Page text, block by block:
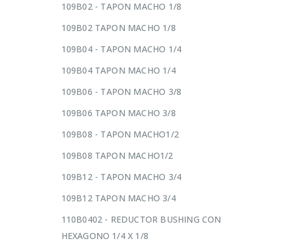
109B02 - TAPON MACHO 1/8
109B02 TAPON MACHO 1/8
109B04 - TAPON MACHO 1/4
109B04 TAPON MACHO 1/4
109B06 - TAPON MACHO 3/8
109B06 TAPON MACHO 3/8
109B08 - TAPON MACHO1/2
109B08 TAPON MACHO1/2
109B12 - TAPON MACHO 3/4
109B12 TAPON MACHO 3/4
110B0402 - REDUCTOR BUSHING CON
HEXAGONO 1/4 X 1/8